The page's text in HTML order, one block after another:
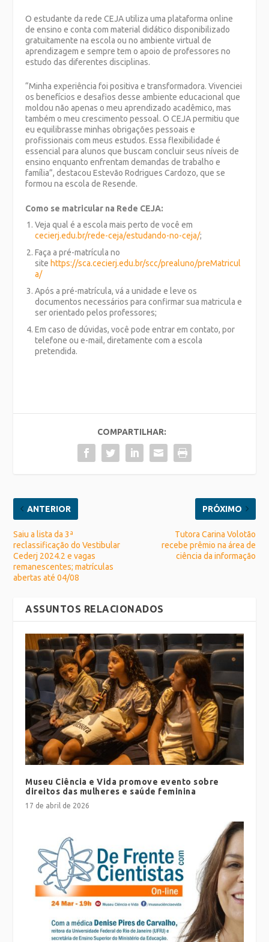
O estudante da rede CEJA utiliza uma plataforma online
de ensino e conta com material didático disponibilizado
gratuitamente na escola ou no ambiente virtual de
aprendizagem e sempre tem o apoio de professores no
estudo das diferentes disciplinas.
“Minha experiência foi positiva e transformadora. Vivenciei
os benefícios e desafios desse ambiente educacional que
moldou não apenas o meu aprendizado acadêmico, mas
também o meu crescimento pessoal. O CEJA permitiu que
eu equilibrasse minhas obrigações pessoais e
profissionais com meus estudos. Essa flexibilidade é
essencial para alunos que buscam concluir seus níveis de
ensino enquanto enfrentam demandas de trabalho e
família”, destacou Estevão Rodrigues Cardozo, que se
formou na escola de Resende.
Como se matricular na Rede CEJA:
Veja qual é a escola mais perto de você em
cecierj.edu.br/rede-ceja/estudando-no-ceja/;
Faça a pré-matrícula no
site https://sca.cecierj.edu.br/scc/prealuno/preMatricul
a/
Após a pré-matrícula, vá a unidade e leve os
documentos necessários para confirmar sua matricula e
ser orientado pelos professores;
Em caso de dúvidas, você pode entrar em contato, por
telefone ou e-mail, diretamente com a escola
pretendida.
COMPARTILHAR:
ANTERIOR
Saiu a lista da 3ª
reclassificação do Vestibular
Cederj 2024.2 e vagas
remanescentes; matrículas
abertas até 04/08
PRÓXIMO
Tutora Carina Volotão
recebe prêmio na área de
ciência da informação
ASSUNTOS RELACIONADOS
Museu Ciência e Vida promove evento sobre
direitos das mulheres e saúde feminina
17 de abril de 2026